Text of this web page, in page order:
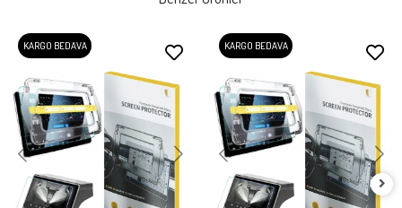
KARGO BEDAVA KARGO BEDAVA